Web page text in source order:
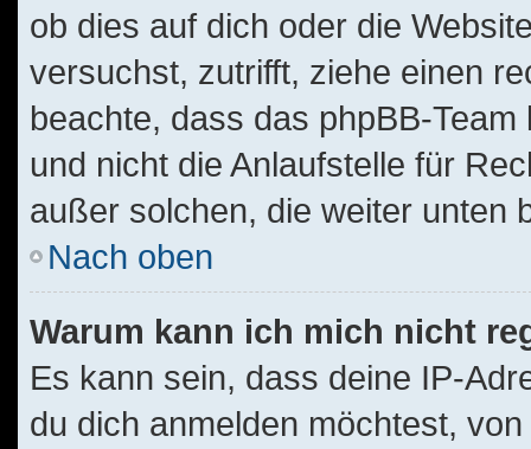
ob dies auf dich oder die
versuchst, zutrifft, ziehe einen
beachte, dass das phpBB-
und nicht die Anlaufstelle für
außer solchen, die weiter unten
Nach oben
Warum kann ich mich nicht
Es kann sein, dass deine IP-
du dich anmelden möchtest,